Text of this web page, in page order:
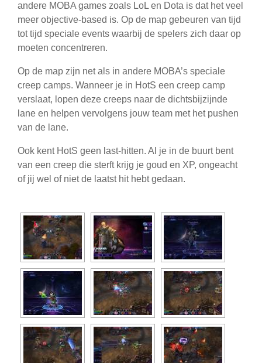
andere MOBA games zoals LoL en Dota is dat het veel
meer objective-based is. Op de map gebeuren van tijd
tot tijd speciale events waarbij de spelers zich daar op
moeten concentreren.
Op de map zijn net als in andere MOBA’s speciale
creep camps. Wanneer je in HotS een creep camp
verslaat, lopen deze creeps naar de dichtsbijzijnde
lane en helpen vervolgens jouw team met het pushen
van de lane.
Ook kent HotS geen last-hitten. Al je in de buurt bent
van een creep die sterft krijg je goud en XP, ongeacht
of jij wel of niet de laatst hit hebt gedaan.